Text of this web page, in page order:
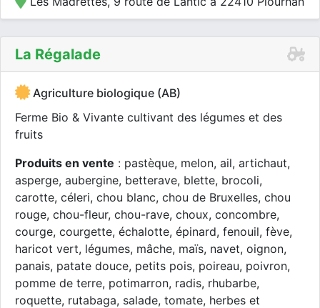
La Régalade
Agriculture biologique (AB)
Ferme Bio & Vivante cultivant des légumes et des
fruits
Produits en vente : pastèque, melon, ail, artichaut,
asperge, aubergine, betterave, blette, brocoli,
carotte, céleri, chou blanc, chou de Bruxelles, chou
rouge, chou-fleur, chou-rave, choux, concombre,
courge, courgette, échalotte, épinard, fenouil, fève,
haricot vert, légumes, mâche, maïs, navet, oignon,
panais, patate douce, petits pois, poireau, poivron,
pomme de terre, potimarron, radis, rhubarbe,
roquette, rutabaga, salade, tomate, herbes et